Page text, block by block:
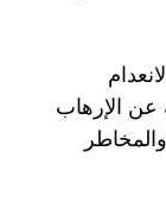
عن الإرهاب